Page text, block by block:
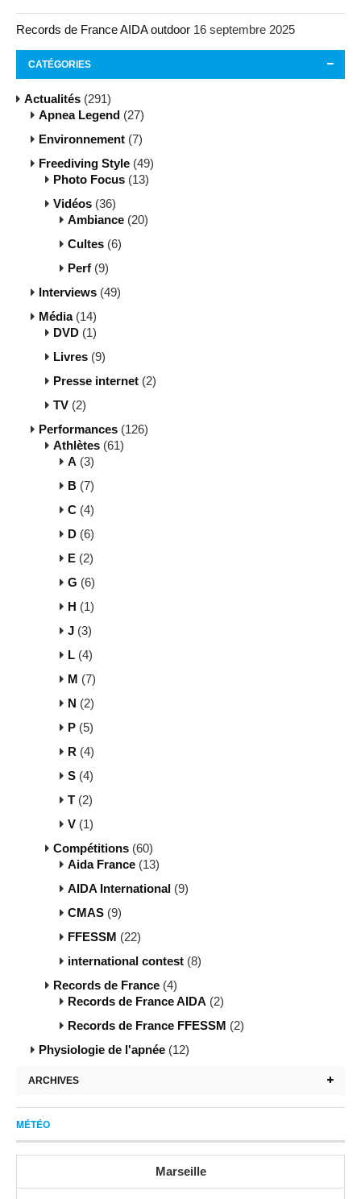
Records de France AIDA outdoor 16 septembre 2025
CATÉGORIES
Actualités (291)
Apnea Legend (27)
Environnement (7)
Freediving Style (49)
Photo Focus (13)
Vidéos (36)
Ambiance (20)
Cultes (6)
Perf (9)
Interviews (49)
Média(14)
DVD (1)
Livres (9)
Presse internet (2)
TV (2)
Performances (126)
Athlètes (61)
A (3)
B (7)
C (4)
D (6)
E (2)
G (6)
H (1)
J (3)
L (4)
M (7)
N (2)
P (5)
R (4)
S (4)
T (2)
V (1)
Compétitions (60)
Aida France (13)
AIDA International (9)
CMAS (9)
FFESSM (22)
international contest (8)
Records de France (4)
Records de France AIDA (2)
Records de France FFESSM (2)
Physiologie de l'apnée (12)
ARCHIVES
MÉTÉO
Marseille